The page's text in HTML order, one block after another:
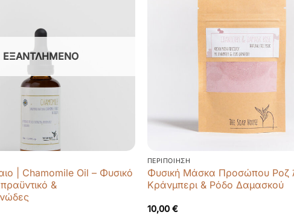
ΕΞΑΝΤΛΗΜΈΝΟ
| Chamomile Oil – Φυσικό
&
ΠΕΡΙΠΟΊΗΣΗ
Φυσική Μάσκα Προσώπου Ροζ
Κράνμπερι & Ρόδο Δαμασκού
10,00 €